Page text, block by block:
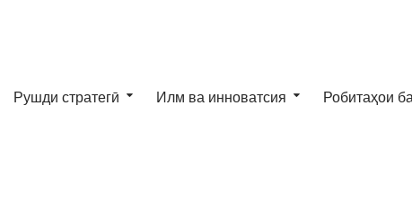
Рушди стратегӣ Илм ва инноватсия Робитаҳои